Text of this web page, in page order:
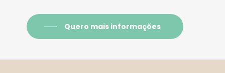
Quero mais informações